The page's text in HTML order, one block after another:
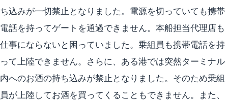
ち込みが一切禁止となりました。電源を切っていても携帯
電話を持ってゲートを通過できません。本船担当代理店も
仕事にならないと困っていました。乗組員も携帯電話を持
って上陸できません。さらに、ある港では突然ターミナル
内へのお酒の持ち込みが禁止となりました。そのため乗組
員が上陸してお酒を買ってくることもできません。また、